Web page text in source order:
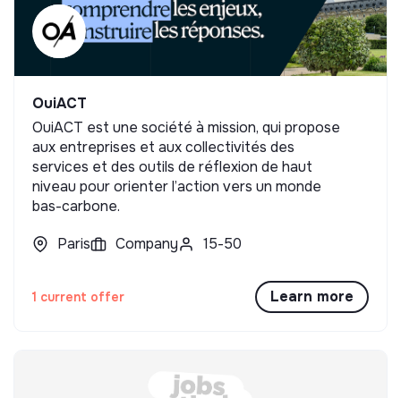
OuiACT
OuiACT est une société à mission, qui propose
aux entreprises et aux collectivités des
services et des outils de réflexion de haut
niveau pour orienter l’action vers un monde
bas-carbone.
Paris
Company 15-50
1 current offer Learn more